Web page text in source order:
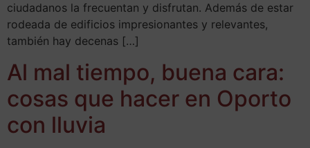
ciudadanos la frecuentan y disfrutan. Además de estar
rodeada de edificios impresionantes y relevantes,
también hay decenas […]
Al mal tiempo, buena cara:
cosas que hacer en Oporto
con lluvia